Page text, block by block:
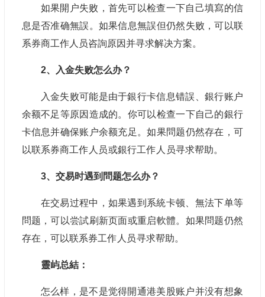
如果開户失败，首先可以检查一下自己填寫的信
息是否准确無誤。如果信息無誤但仍然失败，可以联
系券商工作人员咨詢原因并寻求解决方案。
2、入金失败怎么办？
入金失败可能是由于銀行卡信息错誤、銀行账户
余额不足等原因造成的。你可以检查一下自己的銀行
卡信息并确保账户余额充足。如果問题仍然存在，可
以联系券商工作人员或銀行工作人员寻求帮助。
3、交易时遇到問题怎么办？
在交易过程中，如果遇到系統卡顿、無法下单等
問题，可以尝試刷新页面或重启軟體。如果問题仍然
存在，可以联系券工作人员寻求帮助。
靈屿总結：
怎么样，是不是觉得開通港美股账户并没有想象